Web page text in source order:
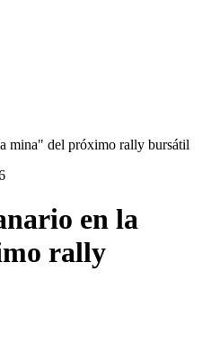
mina" del próximo rally bursátil
en la
rally